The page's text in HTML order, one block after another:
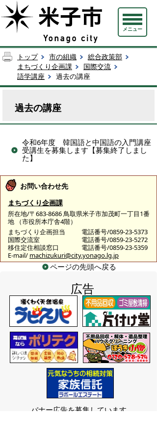
メニュー
トップ 市の組織
総合政策部
まちづくり企画課
国際交流
語学講座
過去の講座
過去の講座
令和6年度 韓国語と中国語の入門講座
受講生を募集します【募集終了しまし
た】
お問い合わせ先
まちづくり企画課
所在地/〒683-8686 鳥取県米子市加茂町一丁目1番
地 （市役所本庁舎4階）
まちづくり企画担当
電話番号/0859-23-5373
国際交流室
電話番号/0859-23-5272
移住定住相談窓口
電話番号/0859-23-5359
E-mail/ machizukuri@city.yonago.lg.jp
ページの先頭へ戻る
広告
バナー広告を募集しています